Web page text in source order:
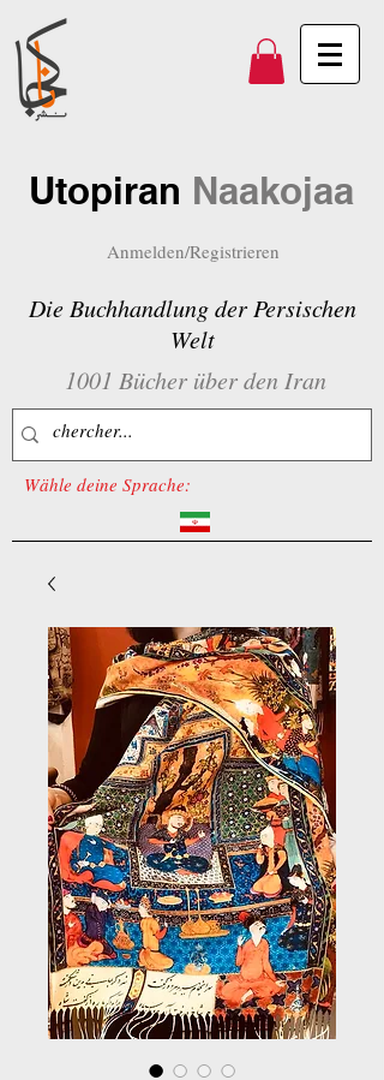
Utopiran Naakojaa
Anmelden/Registrieren
Die Buchhandlung der Persischen
Welt
1001 Bücher über den Iran
Wähle deine Sprache: